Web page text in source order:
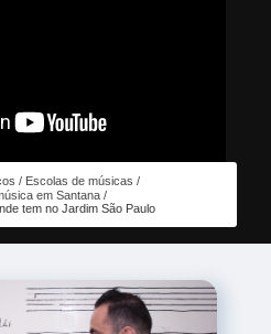
Escolas de músicas
em Santana
tem no Jardim São Paulo